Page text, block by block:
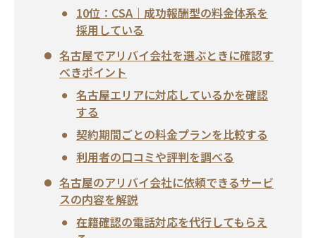
10位：CSA｜成功報酬型の料金体系を
採用している
名古屋でアリバイ会社を選ぶときに確認す
べきポイント
名古屋エリアに対応しているかを確認
する
契約期間ごとの料金プランを比較する
利用者の口コミや評判を調べる
名古屋のアリバイ会社に依頼できるサービ
スの内容を解説
在籍確認の電話対応を代行してもらえ